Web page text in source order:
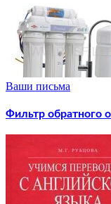
Ваши письма
Фильтр обратного